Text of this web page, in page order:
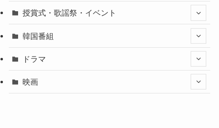
授賞式・歌謡祭・イベント
韓国番組
ドラマ
映画